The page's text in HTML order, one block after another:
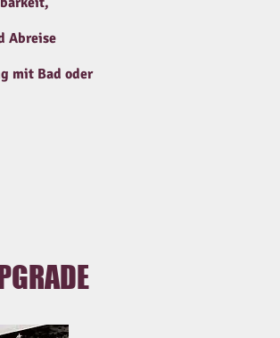
Abreise
mit Bad oder